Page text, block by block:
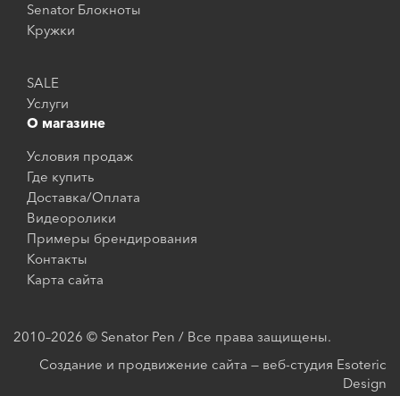
Senator Блокноты
Кружки
SALE
Услуги
О магазине
Условия продаж
Где купить
Доставка/Оплата
Видеоролики
Примеры брендирования
Контакты
Карта сайта
2010–2026 © Senator Pen / Все права защищены.
Создание и продвижение сайта — веб-студия Esoteric
Design